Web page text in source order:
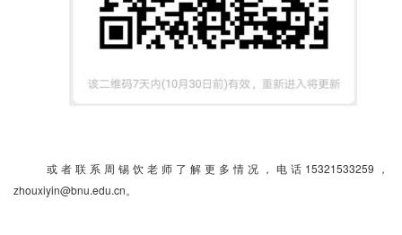
或者联系周锡饮老师了解更多情况，电话15321533259，
zhouxiyin@bnu.edu.cn。